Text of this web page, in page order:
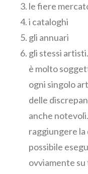
le fiere
i cataloghi
gli annuari
gli stessi
è molto
ogni singolo
delle
anche
raggiungere
possibile
ovviamente